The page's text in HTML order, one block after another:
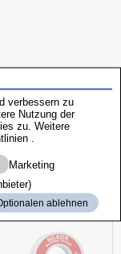
verbessern zu
Nutzung der
zu. Weitere
Marketing
ablehnen